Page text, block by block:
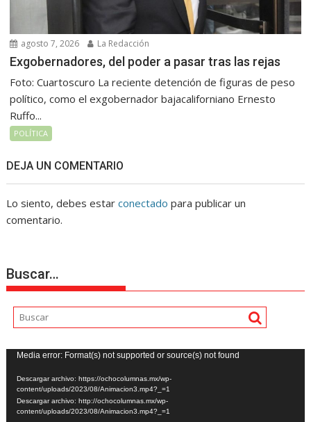
agosto 7, 2026 La Redacción
Exgobernadores, del poder a pasar tras las rejas
Foto: Cuartoscuro La reciente detención de figuras de peso
político, como el exgobernador bajacaliforniano Ernesto
Ruffo...
POLÍTICA
DEJA UN COMENTARIO
Lo siento, debes estarconectado para publicar un
comentario.
Buscar…
Reproductor
de
vídeo
Media error: Format(s) not supported or source(s) not found
Descargar archivo: https://ochocolumnas.mx/wp-
content/uploads/2023/08/Animacion3.mp4?_=1
Descargar archivo: http://ochocolumnas.mx/wp-
content/uploads/2023/08/Animacion3.mp4?_=1